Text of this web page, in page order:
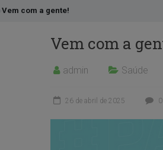
›Vem com a gente!
Vem com a
admin Saúde
26 de abril de 2025